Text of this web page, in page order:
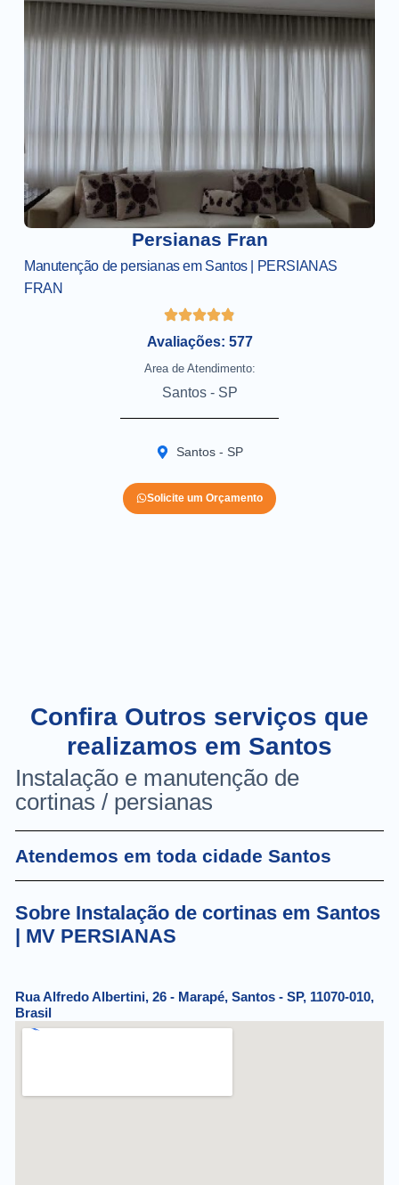
Persianas Fran
Manutenção de persianas em Santos | PERSIANAS
FRAN
Avaliações: 577
Area de Atendimento:
Santos - SP
Santos - SP
Solicite um Orçamento
Confira Outros serviços que
realizamos em Santos
Instalação e manutenção de
cortinas / persianas
Atendemos em toda cidade Santos
Sobre Instalação de cortinas em Santos
| MV PERSIANAS
Rua Alfredo Albertini, 26 - Marapé, Santos - SP, 11070-010,
Brasil